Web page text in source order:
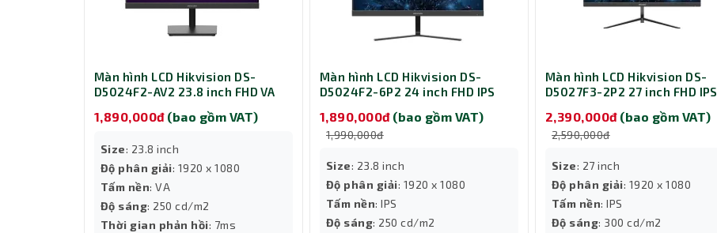
Màn hình LCD Hikvision DS-
D5024F2-AV2 23.8 inch FHD VA
1,890,000đ (bao gồm VAT)
Size: 23.8 inch
Độ phân giải: 1920 x 1080
Tấm nền: VA
Độ sáng: 250 cd/m2
Thời gian phản hồi: 7ms
Màn hình LCD Hikvision DS-
D5024F2-6P2 24 inch FHD IPS
1,890,000đ (bao gồm VAT)
1,990,000đ
Size: 23.8 inch
Độ phân giải: 1920 x 1080
Tấm nền: IPS
Độ sáng: 250 cd/m2
Màn hình LCD Hikvision DS-
D5027F3-2P2 27 inch FHD IPS
2,390,000đ (bao gồm VAT)
2,590,000đ
Size: 27 inch
Độ phân giải: 1920 x 1080
Tấm nền: IPS
Độ sáng: 300 cd/m2